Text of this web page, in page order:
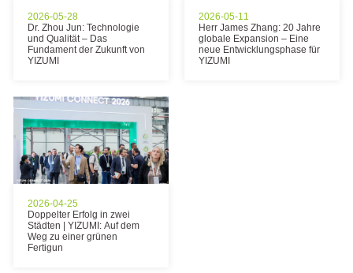
2026-05-28
Dr. Zhou Jun: Technologie
und Qualität – Das
Fundament der Zukunft von
YIZUMI
2026-05-11
Herr James Zhang: 20 Jahre
globale Expansion – Eine
neue Entwicklungsphase für
YIZUMI
2026-04-25
Doppelter Erfolg in zwei
Städten | YIZUMI: Auf dem
Weg zu einer grünen
Fertigun